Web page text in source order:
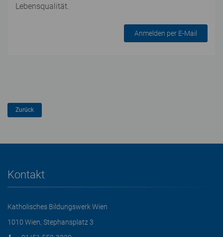
Lebensqualität.
Anmelden per E-Mail
Kontakt
Katholisches Bildungswerk Wien
1010 Wien, Stephansplatz 3